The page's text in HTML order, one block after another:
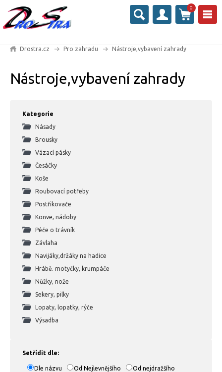
0
Drostra.cz Pro zahradu Nástroje,vybavení zahrady
Nástroje,vybavení zahrady
Kategorie
Násady
Brousky
Vázací pásky
Česáčky
Koše
Roubovací potřeby
Postřikovače
Konve, nádoby
Péče o trávník
Závlaha
Navijáky,držáky na hadice
Hrábě. motyčky, krumpáče
Nůžky, nože
Sekery, pilky
Lopaty, lopatky, rýče
Výsadba
Setřídit dle:
Dle názvu Od Nejlevnějšího Od nejdražšího